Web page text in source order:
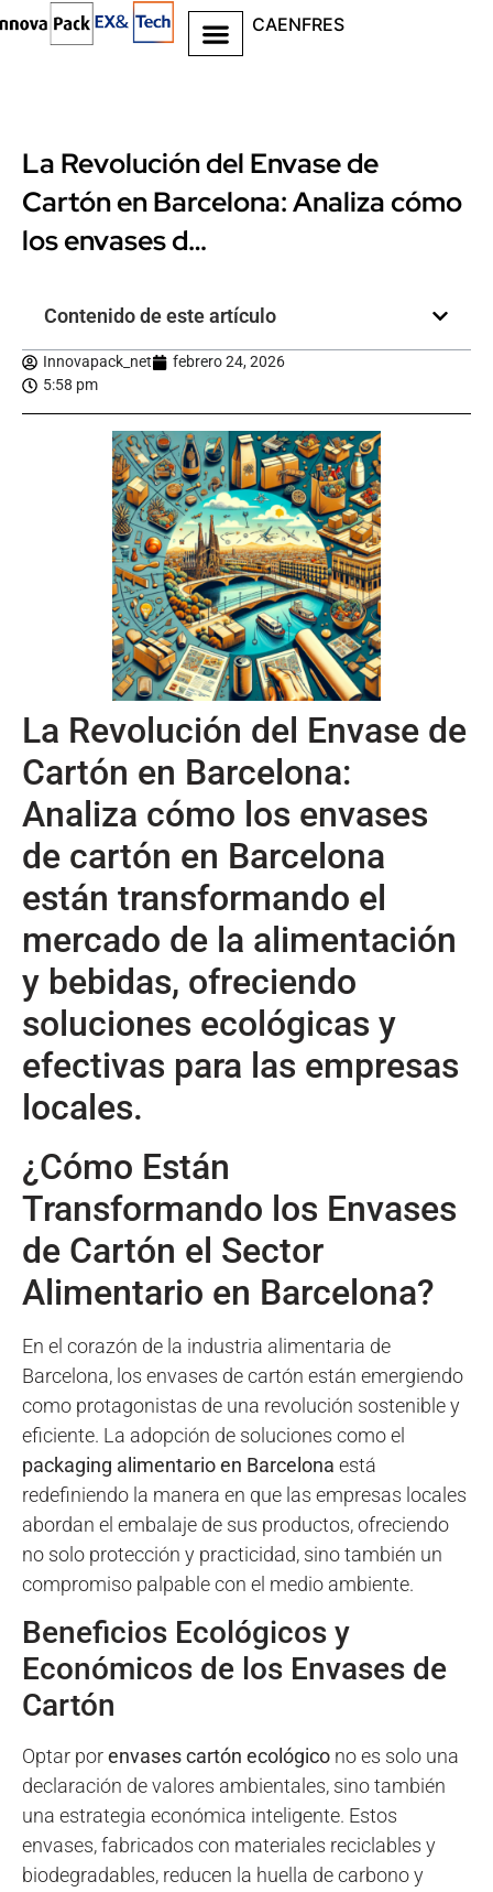
CAENFRES
La Revolución del Envase de
Cartón en Barcelona: Analiza cómo
los envases d…
Contenido de este artículo
Innovapack_net
febrero 24, 2026
5:58 pm
La Revolución del Envase de
Cartón en Barcelona:
Analiza cómo los envases
de cartón en Barcelona
están transformando el
mercado de la alimentación
y bebidas, ofreciendo
soluciones ecológicas y
efectivas para las empresas
locales.
¿Cómo Están
Transformando los Envases
de Cartón el Sector
Alimentario en Barcelona?
En el corazón de la industria alimentaria de
Barcelona, los envases de cartón están emergiendo
como protagonistas de una revolución sostenible y
eficiente. La adopción de soluciones como el
packaging alimentario en Barcelona está
redefiniendo la manera en que las empresas locales
abordan el embalaje de sus productos, ofreciendo
no solo protección y practicidad, sino también un
compromiso palpable con el medio ambiente.
Beneficios Ecológicos y
Económicos de los Envases de
Cartón
Optar porenvases cartón ecológico no es solo una
declaración de valores ambientales, sino también
una estrategia económica inteligente. Estos
envases, fabricados con materiales reciclables y
biodegradables, reducen la huella de carbono y